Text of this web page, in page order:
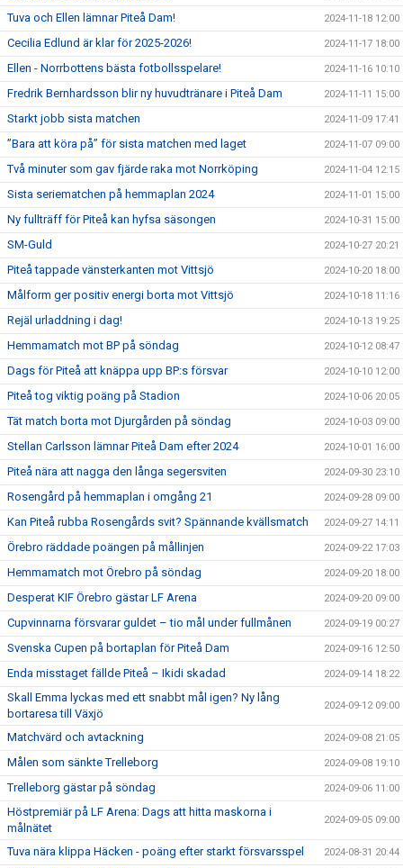
Tuva och Ellen lämnar Piteå Dam! 2024-11-18 12:00
Cecilia Edlund är klar för 2025-2026! 2024-11-17 18:00
Ellen - Norrbottens bästa fotbollsspelare! 2024-11-16 10:10
Fredrik Bernhardsson blir ny huvudtränare i Piteå Dam 2024-11-11 15:00
Starkt jobb sista matchen 2024-11-09 17:41
”Bara att köra på” för sista matchen med laget 2024-11-07 09:00
Två minuter som gav fjärde raka mot Norrköping 2024-11-04 12:15
Sista seriematchen på hemmaplan 2024 2024-11-01 15:00
Ny fullträff för Piteå kan hyfsa säsongen 2024-10-31 15:00
SM-Guld 2024-10-27 20:21
Piteå tappade vänsterkanten mot Vittsjö 2024-10-20 18:00
Målform ger positiv energi borta mot Vittsjö 2024-10-18 11:16
Rejäl urladdning i dag! 2024-10-13 19:25
Hemmamatch mot BP på söndag 2024-10-12 08:47
Dags för Piteå att knäppa upp BP:s försvar 2024-10-10 12:00
Piteå tog viktig poäng på Stadion 2024-10-06 20:05
Tät match borta mot Djurgården på söndag 2024-10-03 09:00
Stellan Carlsson lämnar Piteå Dam efter 2024 2024-10-01 16:00
Piteå nära att nagga den långa segersviten 2024-09-30 23:10
Rosengård på hemmaplan i omgång 21 2024-09-28 09:00
Kan Piteå rubba Rosengårds svit? Spännande kvällsmatch 2024-09-27 14:11
Örebro räddade poängen på mållinjen 2024-09-22 17:03
Hemmamatch mot Örebro på söndag 2024-09-20 18:00
Desperat KIF Örebro gästar LF Arena 2024-09-20 09:00
Cupvinnarna försvarar guldet – tio mål under fullmånen 2024-09-19 00:27
Svenska Cupen på bortaplan för Piteå Dam 2024-09-16 12:50
Enda misstaget fällde Piteå – Ikidi skadad 2024-09-14 18:22
Skall Emma lyckas med ett snabbt mål igen? Ny lång
bortaresa till Växjö
2024-09-12 09:00
Matchvärd och avtackning 2024-09-08 21:05
Målen som sänkte Trelleborg 2024-09-08 19:10
Trelleborg gästar på söndag 2024-09-06 11:00
Höstpremiär på LF Arena: Dags att hitta maskorna i
målnätet
2024-09-05 09:00
Tuva nära klippa Häcken - poäng efter starkt försvarsspel 2024-08-31 20:44